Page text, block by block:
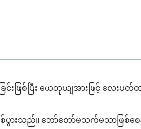
ြင်းဖြစ်ပြီး ယေဘုယျအားဖြင့် လေ
ပွားသည်။ တော်တော်မသက်မသာဖြစ်စေ